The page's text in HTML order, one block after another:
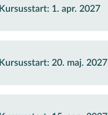
Kursusstart: 1. apr. 2027
Kursusstart: 20. maj. 2027